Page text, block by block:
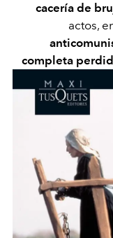
cacería de
actos,
completa